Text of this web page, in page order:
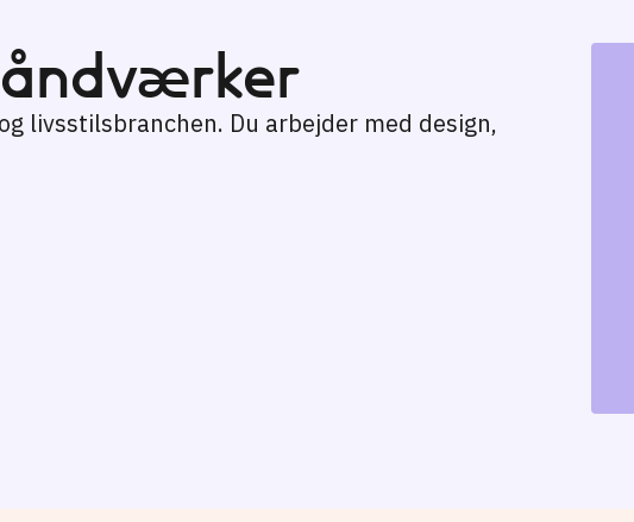
livsstilsbranchen. Du arbejder med design,